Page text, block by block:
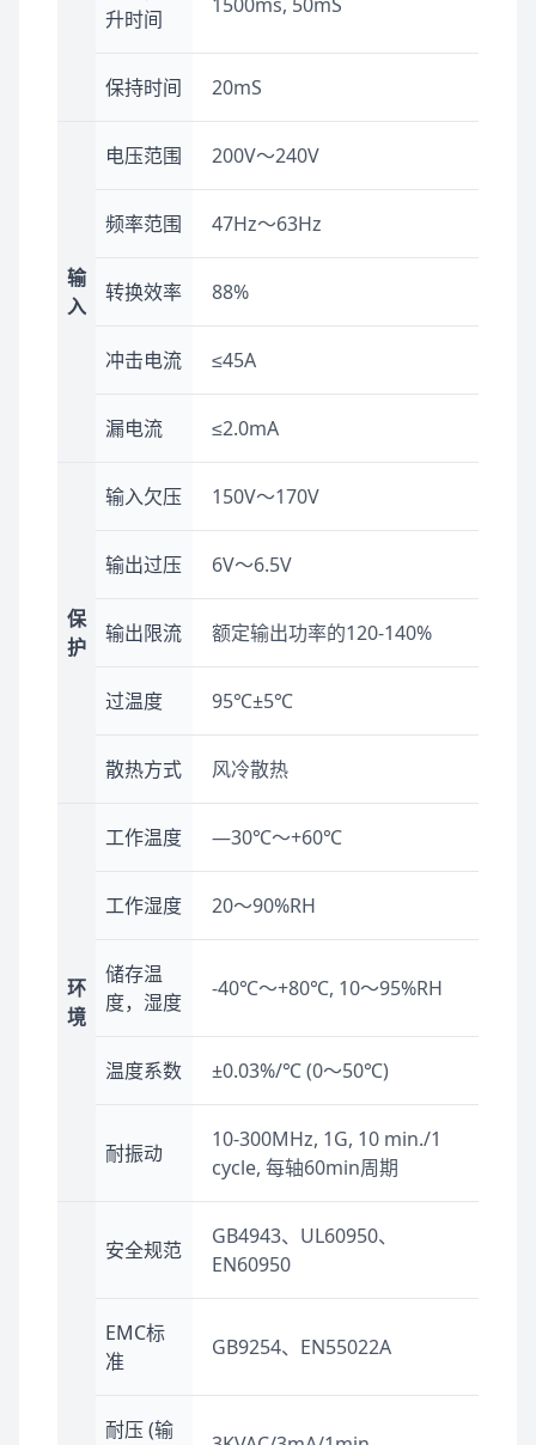
升时间
保持时间 20mS
输
入
电压范围 200V～240V
频率范围 47Hz～63Hz
转换效率 88%
冲击电流 ≤45A
漏电流 ≤2.0mA
保
护
输入欠压 150V～170V
输出过压 6V～6.5V
输出限流 额定输出功率的120-140%
过温度 95℃±5℃
散热方式 风冷散热
环
境
工作温度 —30℃～+60℃
工作湿度 20～90%RH
储存温
度，湿度
-40℃～+80℃, 10～95%RH
温度系数 ±0.03%/℃ (0～50℃)
耐振动
10-300MHz, 1G, 10 min./1
cycle, 每轴60min周期
安全规范
GB4943、UL60950、
EN60950
EMC标
准
GB9254、EN55022A
耐压 (输